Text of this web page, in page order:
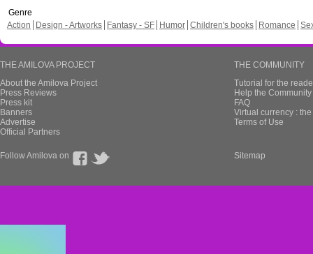
Genre
Action
Design - Artworks Fantasy - SF Humor Children's books Romance
THE AMILOVA PROJECT
About the Amilova Project
Press Reviews
Press kit
Banners
Advertise
Official Partners
THE COMMUNITY
Tutorial for the
Help the
FAQ
Virtual currency :
Terms of Use
Follow Amilova on Sitemap